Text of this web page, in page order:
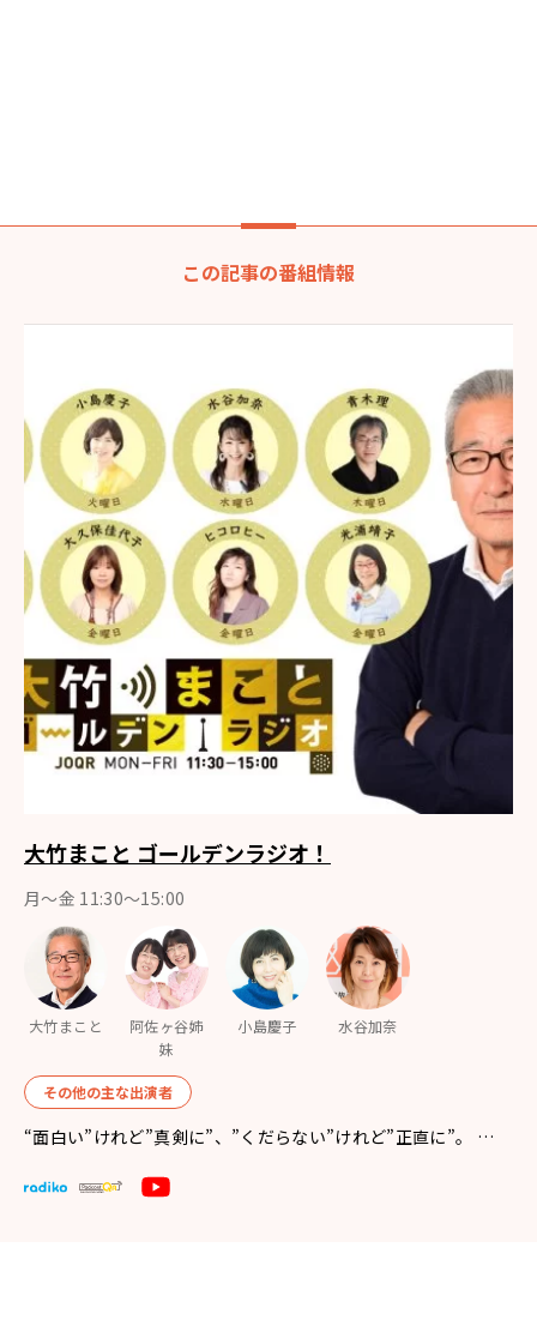
この記事の番組情報
大竹まこと ゴールデンラジオ！
月〜金 11:30～15:00
大竹まこと
阿佐ヶ谷姉
妹
小島慶子 水谷加奈
その他の主な出演者
“面白い”けれど”真剣に”、”くだらない”けれど”正直に”。 …